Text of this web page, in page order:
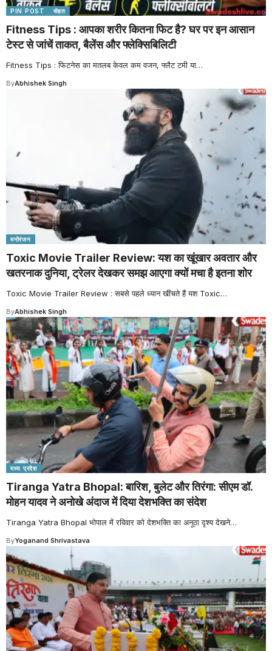
PIN POST सेहत
Fitness Tips : आपका शरीर कितना फिट है? घर पर इन आसान
टेस्ट से जांचें ताकत, बैलेंस और फ्लेक्सिबिलिटी
Fitness Tips : फिटनेस का मतलब केवल कम वजन, फ्लैट टमी या…
ByAbhishek Singh
मनोरंजन
Toxic Movie Trailer Review: यश का खूंखार अवतार और
खतरनाक दुनिया, ट्रेलर देखकर समझ आएगा क्यों मचा है इतना शोर
Toxic Movie Trailer Review : सबसे पहले ध्यान खींचते हैं यश Toxic…
ByAbhishek Singh
मध्य प्रदेश
Tiranga Yatra Bhopal: बारिश, बुलेट और तिरंगा: सीएम डॉ.
मोहन यादव ने अनोखे अंदाज में दिया देशभक्ति का संदेश
Tiranga Yatra Bhopal भोपाल में रविवार को देशभक्ति का अनूठा दृश्य देखने…
ByYoganand Shrivastava